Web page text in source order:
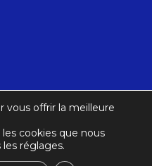
LÉGALES
vous offrir la meilleure
cookies que nous
réglages.